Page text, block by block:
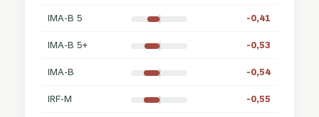
IMA-B 5 -0,41
IMA-B 5+ -0,53
IMA-B -0,54
IRF-M -0,55